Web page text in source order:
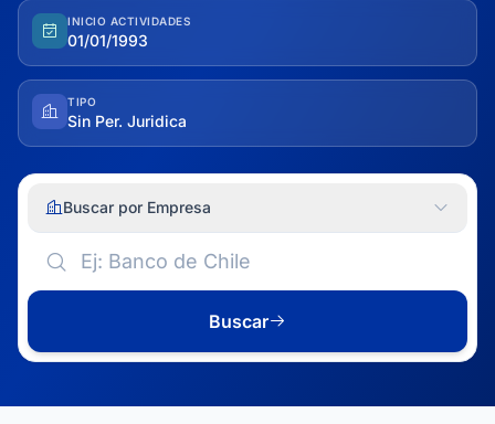
INICIO ACTIVIDADES
01/01/1993
TIPO
Sin Per. Juridica
Buscar por Empresa
Buscar